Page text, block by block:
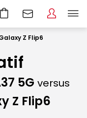
Z Flip6
5G versus
Z Flip6